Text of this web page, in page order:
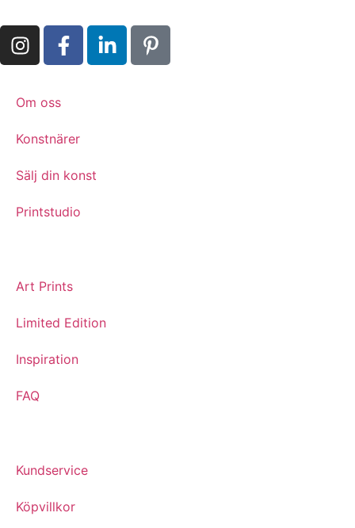
Om oss
Konstnärer
Sälj din konst
Printstudio
Art Prints
Limited Edition
Inspiration
FAQ
Kundservice
Köpvillkor